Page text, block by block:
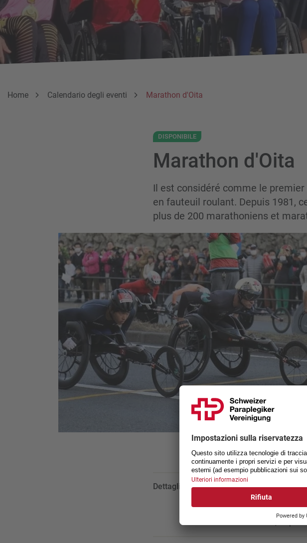
Breadcrumb
Sei qui:
Home Calendario degli eventi Marathon d'Oita
DISPONIBILE
Marathon d'Oita
Il est considéré comme le
en fauteuil roulant. Depuis 1981,
plus de 200 marathoniens et
Dettagli:
Lors de la
2021,
Frei. Hug a
ans, de